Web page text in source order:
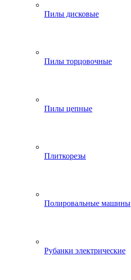
Пилы дисковые
Пилы торцовочные
Пилы цепные
Плиткорезы
Полировальные машины
Рубанки электрические